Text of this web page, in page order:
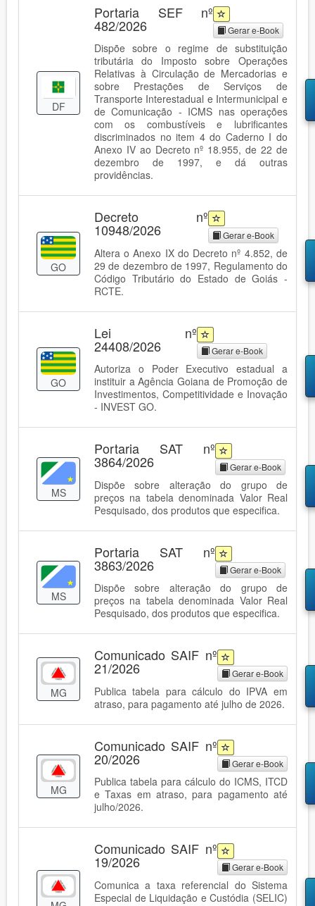
DF
Portaria SEF nº
482/2026 Gerar e-Book
Dispõe sobre o regime de substituição
tributária do Imposto sobre Operações
Relativas à Circulação de Mercadorias e
sobre Prestações de Serviços de
Transporte Interestadual e Intermunicipal e
de Comunicação - ICMS nas operações
com os combustíveis e lubrificantes
discriminados no item 4 do Caderno I do
Anexo IV ao Decreto nº 18.955, de 22 de
dezembro de 1997, e dá outras
providências.
GO
Decreto nº
10948/2026 Gerar e-Book
Altera o Anexo IX do Decreto nº 4.852, de
29 de dezembro de 1997, Regulamento do
Código Tributário do Estado de Goiás -
RCTE.
GO
Lei nº
24408/2026 Gerar e-Book
Autoriza o Poder Executivo estadual a
instituir a Agência Goiana de Promoção de
Investimentos, Competitividade e Inovação
- INVEST GO.
MS
Portaria SAT nº
3864/2026 Gerar e-Book
Dispõe sobre alteração do grupo de
preços na tabela denominada Valor Real
Pesquisado, dos produtos que especifica.
MS
Portaria SAT nº
3863/2026 Gerar e-Book
Dispõe sobre alteração do grupo de
preços na tabela denominada Valor Real
Pesquisado, dos produtos que especifica.
MG
Comunicado SAIF nº
21/2026 Gerar e-Book
Publica tabela para cálculo do IPVA em
atraso, para pagamento até julho de 2026.
MG
Comunicado SAIF nº
20/2026 Gerar e-Book
Publica tabela para cálculo do ICMS, ITCD
e Taxas em atraso, para pagamento até
julho/2026.
Comunicado SAIF nº
19/2026 Gerar e-Book
Comunica a taxa referencial do Sistema
Especial de Liquidação e Custódia (SELIC)